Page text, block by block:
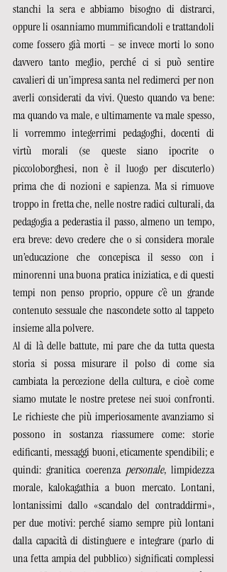
stanchi la sera e abbiamo bisogno di distrarci,
oppure li osanniamo mummificandoli e trattandoli
come fossero già morti – se invece morti lo sono
davvero tanto meglio, perché ci si può sentire
cavalieri di un’impresa santa nel redimerci per non
averli considerati da vivi. Questo quando va bene:
ma quando va male, e ultimamente va male spesso,
li vorremmo integerrimi pedagoghi, docenti di
virtù morali (se queste siano ipocrite o
piccoloborghesi, non è il luogo per discuterlo)
prima che di nozioni e sapienza. Ma si rimuove
troppo in fretta che, nelle nostre radici culturali, da
pedagogia a pederastia il passo, almeno un tempo,
era breve: devo credere che o si considera morale
un’educazione che concepisca il sesso con i
minorenni una buona pratica iniziatica, e di questi
tempi non penso proprio, oppure c’è un grande
contenuto sessuale che nascondete sotto al tappeto
insieme alla polvere.
Al di là delle battute, mi pare che da tutta questa
storia si possa misurare il polso di come sia
cambiata la percezione della cultura, e cioè come
siamo mutate le nostre pretese nei suoi confronti.
Le richieste che più imperiosamente avanziamo si
possono in sostanza riassumere come: storie
edificanti, messaggi buoni, eticamente spendibili; e
quindi: granitica coerenza personale, limpidezza
morale, kalokagathia a buon mercato. Lontani,
lontanissimi dallo «scandalo del contraddirmi»,
per due motivi: perché siamo sempre più lontani
dalla capacità di distinguere e integrare (parlo di
una fetta ampia del pubblico) significati complessi